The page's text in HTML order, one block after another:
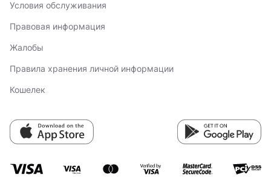
Условия обслуживания
Правовая информация
Жалобы
Правила хранения личной информации
Кошелек